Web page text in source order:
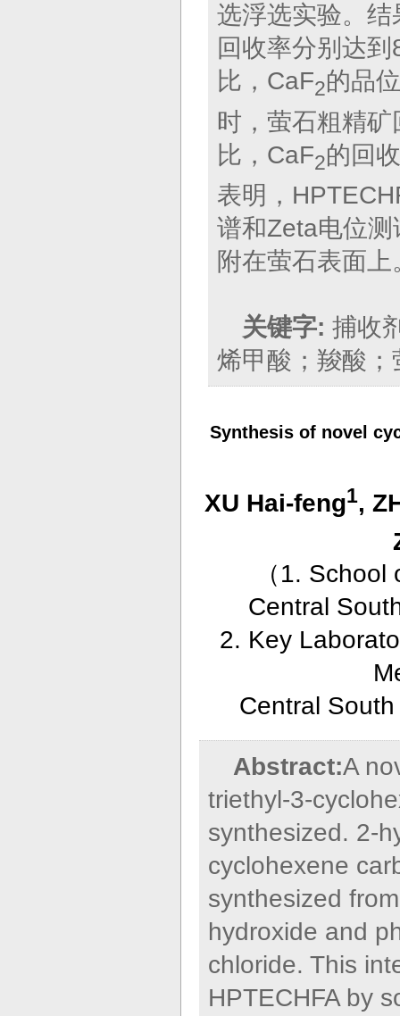
选浮选实验。
回收率分别达
比，CaF2的品
时，萤石粗精
比，CaF2的回
表明，
谱和Zeta电位
附在萤石表面上
关键字: 捕收
烯甲酸；羧酸；
Synthesis of novel
XU Hai-feng1,
（1. School
Central
2. Key
Central
Abstract:A
triethyl-3-
synthesized. 2-
cyclohexene
synthesized
hydroxide and
chloride. This
HPTECHFA by